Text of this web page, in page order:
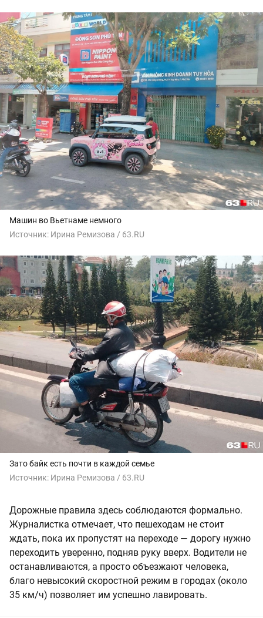
Машин во Вьетнаме немного
Источник: Ирина Ремизова / 63.RU
Зато байк есть почти в каждой семье
Источник: Ирина Ремизова / 63.RU
Дорожные правила здесь соблюдаются формально.
Журналистка отмечает, что пешеходам не стоит
ждать, пока их пропустят на переходе — дорогу нужно
переходить уверенно, подняв руку вверх. Водители не
останавливаются, а просто объезжают человека,
благо невысокий скоростной режим в городах (около
35 км/ч) позволяет им успешно лавировать.